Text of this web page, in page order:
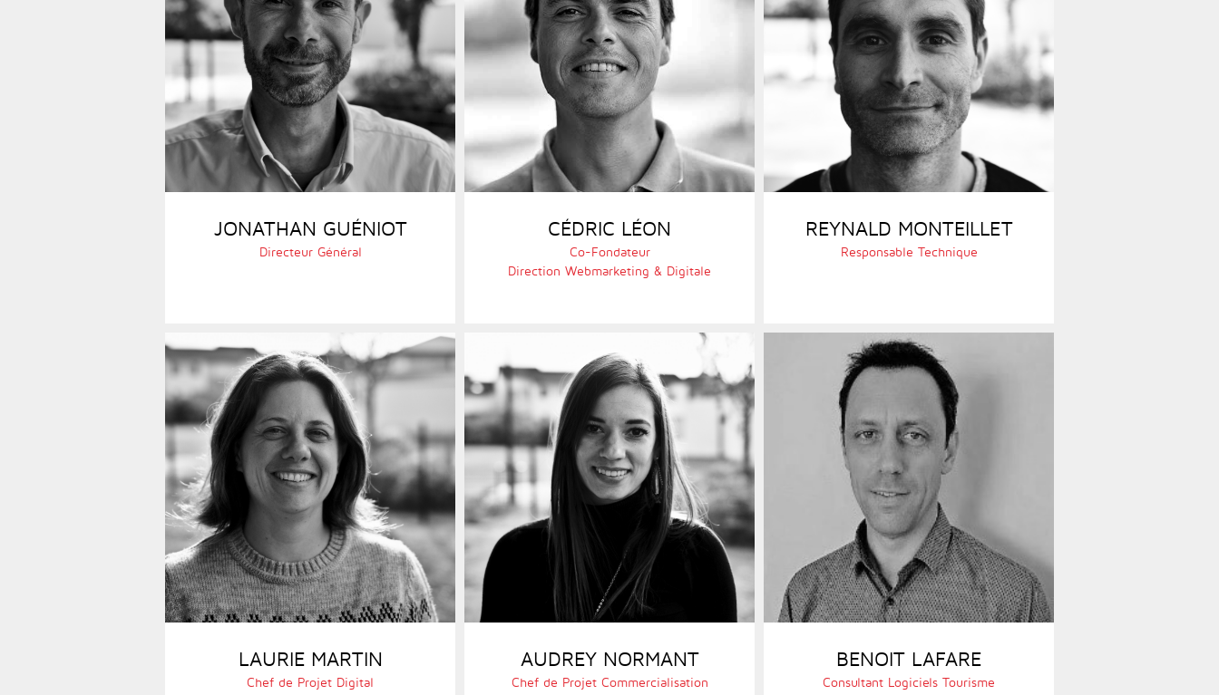
JONATHAN GUÉNIOT
Directeur Général
CÉDRIC LÉON
Co-Fondateur
Direction Webmarketing & Digitale
REYNALD MONTEILLET
Responsable Technique
LAURIE MARTIN
Chef de Projet Digital
AUDREY NORMANT
Chef de Projet Commercialisation
BENOIT LAFARE
Consultant Logiciels Tourisme